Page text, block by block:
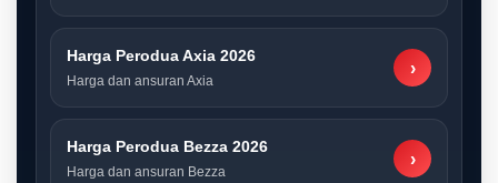
Harga Perodua Axia 2026
Harga dan ansuran Axia
›
Harga Perodua Bezza 2026
Harga dan ansuran Bezza
›